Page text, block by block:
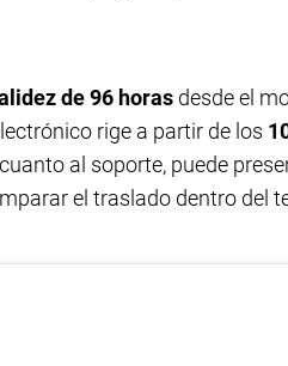
de 96 horas desde el
rige a partir de los
al soporte, puede
el traslado dentro del